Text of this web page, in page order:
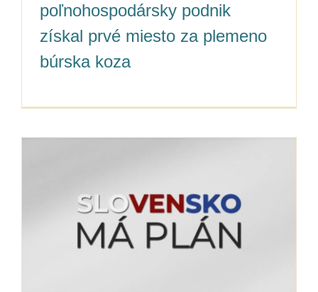
poľnohospodársky podnik
získal prvé miesto za plemeno
búrska koza